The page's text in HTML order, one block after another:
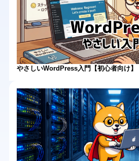
やさしいWordPress入門【初心者向け】